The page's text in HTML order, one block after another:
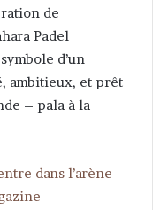
de
Padel
d’un
ambitieux, et prêt
– pala à la
dans l’arène